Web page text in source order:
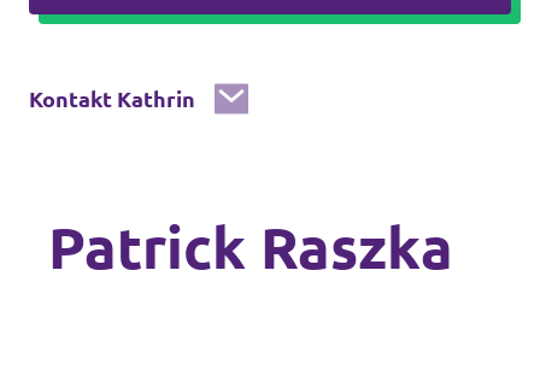
Kontakt Kathrin
Patrick Raszka